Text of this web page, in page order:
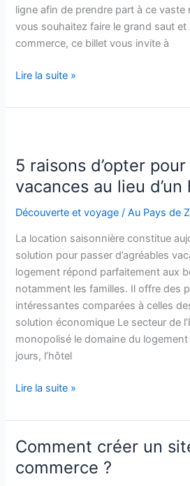
ligne afin de prendre part à ce vaste
vous souhaitez faire le grand saut et
commerce, ce billet vous invite à
Se
dans
en
ligne
:
4
à
considérer
Lire la suite »
5 raisons d’opter
vacances au lieu d’un
Découverte et voyage /Au Pays de
La location saisonnière constitue
solution pour passer d’agréables
logement répond parfaitement aux
notamment les familles. Il offre des
intéressantes comparées à celles
solution économique Le secteur de
monopolisé le domaine du
jours, l’hôtel
5
d’opter
pour
la
location
Lire la suite »
Comment créer un
commerce ?